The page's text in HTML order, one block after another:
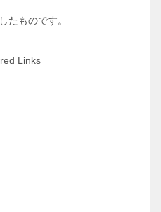
たものです。
Links